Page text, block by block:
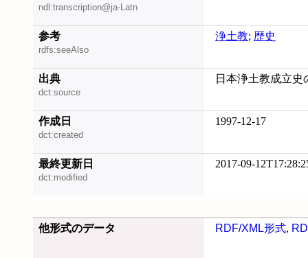
ndl:transcription@ja-Latn
参考
rdfs:seeAlso
浄土教; 歴史
出典
dct:source
日本浄土教成立史
作成日
dct:created
1997-12-17
最終更新日
dct:modified
2017-09-
他形式のデータ RDF/XML形式,